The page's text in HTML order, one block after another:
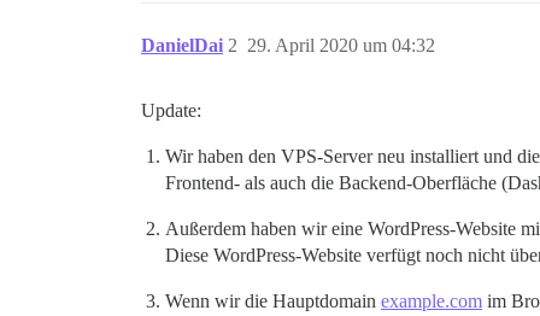
DanielDai 29. April 2020 um 04:32
2
Update:
Wir haben den VPS-Server neu installiert und
Frontend- als auch die Backend-Oberfläche
Außerdem haben wir eine WordPress-Website
Diese WordPress-Website verfügt noch nicht
Wenn wir die Hauptdomain example.com im